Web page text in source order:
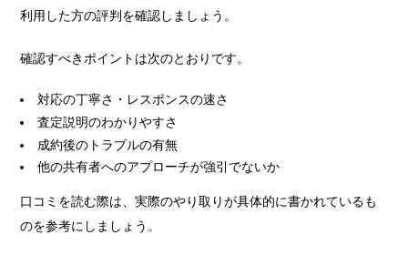
利用した方の評判を確認しましょう。
確認すべきポイントは次のとおりです。
対応の丁寧さ・レスポンスの速さ
査定説明のわかりやすさ
成約後のトラブルの有無
他の共有者へのアプローチが強引でないか
口コミを読む際は、実際のやり取りが具体的に書かれているも
のを参考にしましょう。